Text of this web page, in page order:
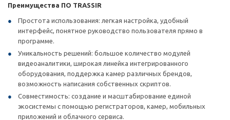
Преимущества ПО TRASSIR
Простота использования: легкая настройка, удобный
интерфейс, понятное руководство пользователя прямо в
программе.
Уникальность решений: большое количество модулей
видеоаналитики, широкая линейка интегрированного
оборудования, поддержка камер различных брендов,
возможность написания собственных скриптов.
Совместимость: создание и масштабирование единой
экосистемы с помощью регистраторов, камер, мобильных
приложений и облачного сервиса.